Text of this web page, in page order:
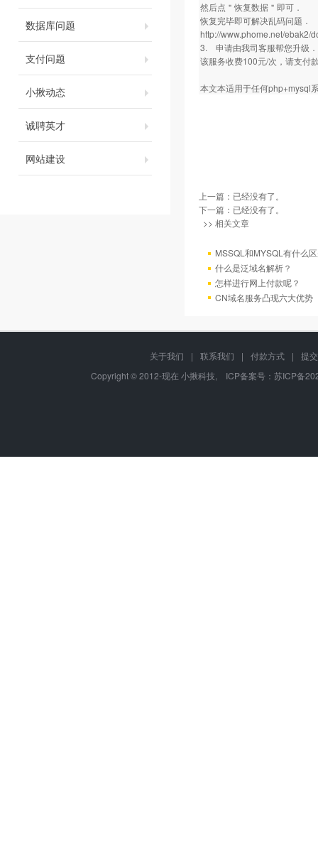
数据库问题
支付问题
小揪动态
诚聘英才
网站建设
然后点＂恢复数据＂即可．
恢复完毕即可解决乱码问题．
http://www.phome.net/ebak2/
3. 申请由我司客服帮您升级．
该服务收费100元/次，请支付
本文本适用于任何php+mysql
上一篇：已经没有了。
下一篇：已经没有了。
>> 相关文章
MSSQL和MYSQL有什么
什么是泛域名解析？
怎样进行网上付款呢？
CN域名服务凸现六大优势
关于我们 | 联系我们 | 付款方式 |
提
Copyright © 2012-现在 小揪科技, ICP备案号： 苏ICP备